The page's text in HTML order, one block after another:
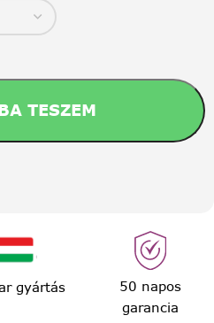
TESZEM
gyártás
50 napos
garancia